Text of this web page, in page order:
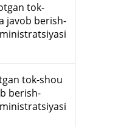
tok-
javob berish-
tok-shou
berish-